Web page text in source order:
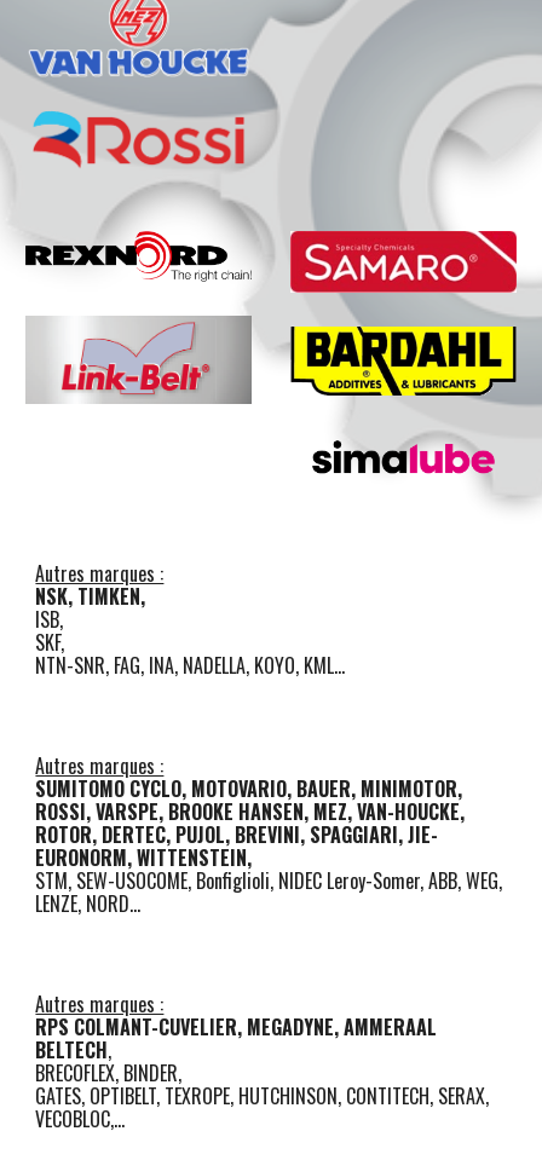
Autres marques :
NSK, TIMKEN,
ISB,
SKF,
NTN-SNR, FAG, INA, NADELLA, KOYO, KML...
Autres marques :
SUMITOMO CYCLO, MOTOVARIO, BAUER, MINIMOTOR,
ROSSI,VARSPE, BROOKE HANSEN, MEZ, VAN-HOUCKE,
ROTOR, DERTEC, PUJOL, BREVINI, SPAGGIARI, JIE-
EURONORM, WITTENSTEIN,
STM, SEW-USOCOME, Bonfiglioli, NIDEC Leroy-Somer, ABB, WEG,
LENZE, NORD...
Autres marques :
RPS COLMANT-CUVELIER, MEGADYNE, AMMERAAL
BELTECH,
BRECOFLEX, BINDER,
GATES, OPTIBELT, TEXROPE, HUTCHINSON, CONTITECH, SERAX,
VECOBLOC,...